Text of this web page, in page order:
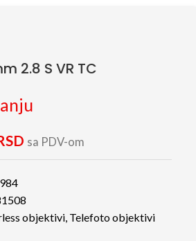
2.8 S VR TC
sa PDV-om
objektivi, Telefoto objektivi